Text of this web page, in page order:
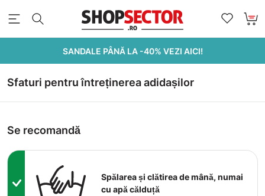
SANDALE PÂNĂ LA -40% VEZI AICI!
Sfaturi pentru întreținerea adidașilor
Se recomandă
Spălarea și clătirea de mână, numai
cu apă călduță